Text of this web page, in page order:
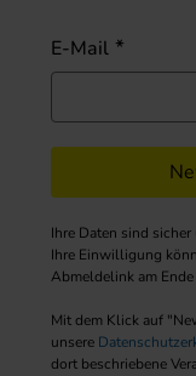
E-Mail
Ihre Daten sind
Ihre Einwilligung
Abmeldelink am
Mit dem Klick auf
unsere
dort beschriebene